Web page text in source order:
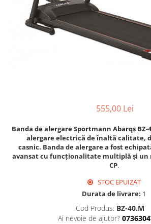
555,00 Lei
Banda de alergare Sportmann Abarqs BZ-
alergare electrică de înaltă calitate,
casnic. Banda de alergare a fost
avansat cu funcționalitate multiplă și un
CP.
STOC EPUIZAT
Durata de livrare: 1
Cod Produs: BZ-40.M
Ai nevoie de ajutor?